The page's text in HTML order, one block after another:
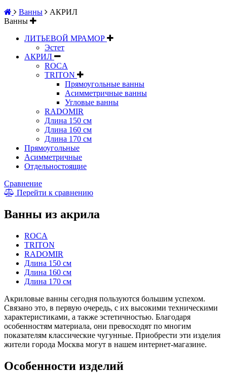
Ванны
АКРИЛ
Ванны
ЛИТЬЕВОЙ МРАМОР
Эстет
АКРИЛ
ROCA
TRITON
Прямоугольные ванны
Асимметричные ванны
Угловые ванны
RADOMIR
Длина 150 см
Длина 160 см
Длина 170 см
Прямоугольные
Асимметричные
Отдельностоящие
Сравнение
Перейти к сравнению
Ванны из акрила
ROCA
TRITON
RADOMIR
Длина 150 см
Длина 160 см
Длина 170 см
Акриловые ванны сегодня пользуются большим успехом.
Связано это, в первую очередь, с их высокими техническими
характеристиками, а также эстетичностью. Благодаря
особенностям материала, они превосходят по многим
показателям классические чугунные. Приобрести эти изделия
жители города Москва могут в нашем интернет-магазине.
Особенности изделий